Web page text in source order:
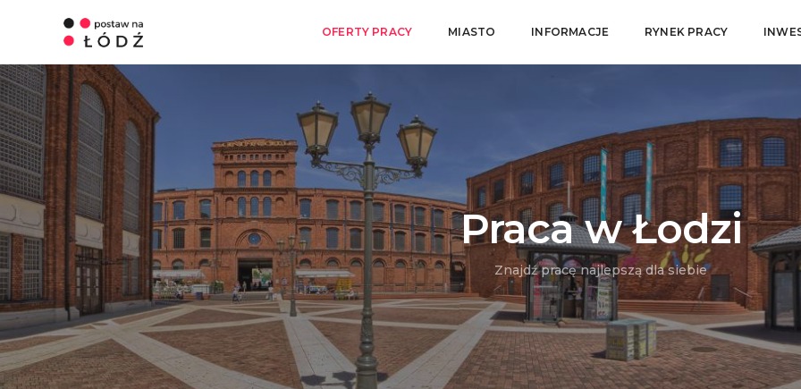
OFERTY PRACY MIASTO INFORMACJE RYNEK PRACY
Praca w Łodzi
Znajdź pracę najlepszą dla siebie